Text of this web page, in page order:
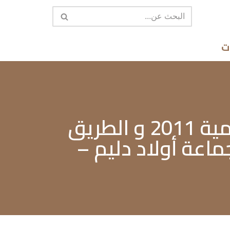
المشروع : بناء المسلك الرابط بين الطريق الإقليمية 2011 و الطريق